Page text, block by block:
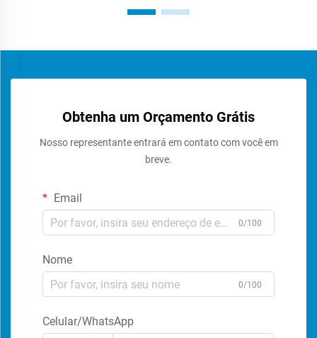
Obtenha um Orçamento Grátis
Nosso representante entrará em contato com você em
breve.
Email
0/100
Nome
0/100
Celular/WhatsApp